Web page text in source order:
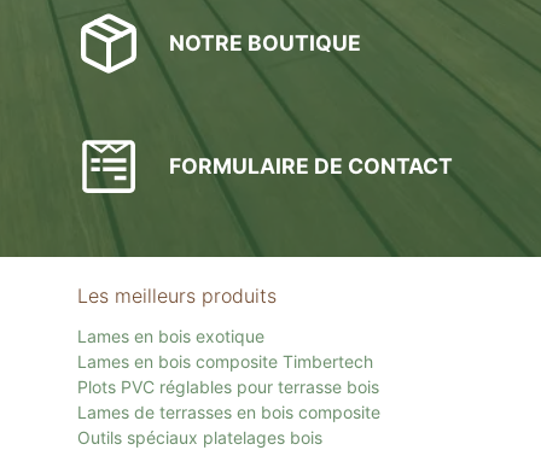
NOTRE BOUTIQUE
FORMULAIRE DE CONTACT
Les meilleurs produits
Lames en bois exotique
Lames en bois composite Timbertech
Plots PVC réglables pour terrasse bois
Lames de terrasses en bois composite
Outils spéciaux platelages bois